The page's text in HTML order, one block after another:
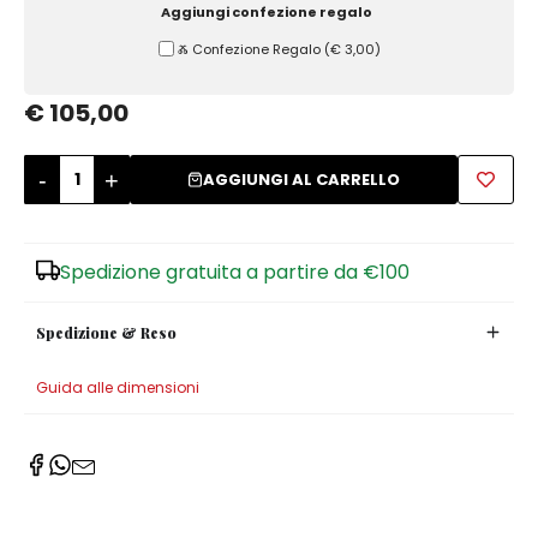
Aggiungi confezione regalo
Ⰶ Confezione Regalo (€ 3,00)
€ 105,00
- + AGGIUNGI AL CARRELLO
Spedizione gratuita a partire da €100
Spedizione & Reso
Guida alle dimensioni
Tovagliette Americane & Sottopiatti
Vassoi
Zuccheriere